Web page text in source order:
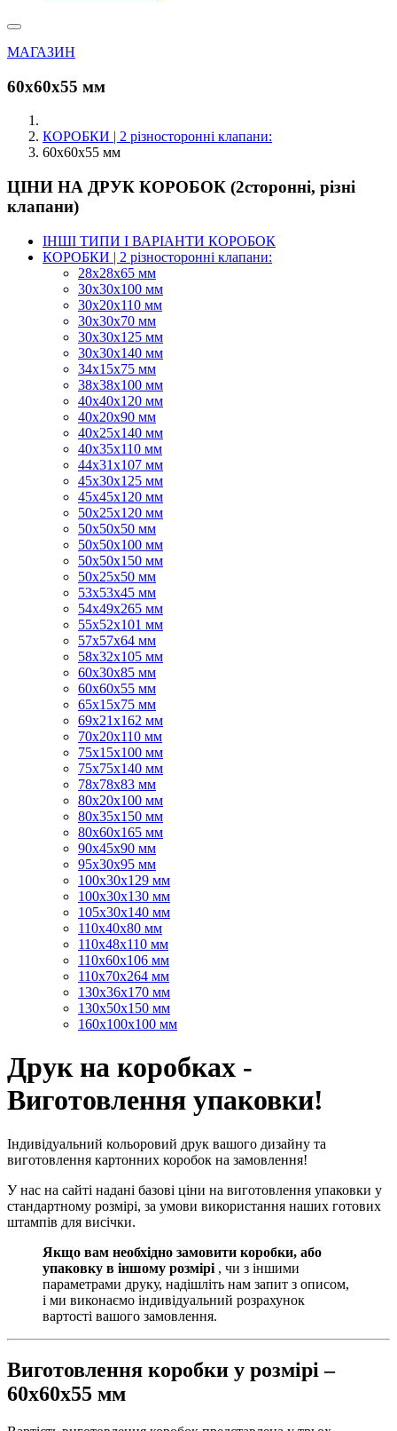
МАГАЗИН
60х60х55 мм
КОРОБКИ | 2 різносторонні клапани:
60х60х55 мм
ЦІНИ НА ДРУК КОРОБОК (2сторонні, різні
клапани)
ІНШІ ТИПИ І ВАРІАНТИ КОРОБОК
КОРОБКИ | 2 різносторонні клапани:
28х28х65 мм
30х30х100 мм
30х20х110 мм
30х30х70 мм
30х30х125 мм
30х30х140 мм
34х15х75 мм
38х38х100 мм
40х40х120 мм
40х20х90 мм
40х25х140 мм
40х35х110 мм
44х31х107 мм
45х30х125 мм
45х45х120 мм
50х25х120 мм
50х50х50 мм
50х50х100 мм
50х50х150 мм
50х25х50 мм
53х53х45 мм
54х49х265 мм
55х52х101 мм
57х57х64 мм
58х32х105 мм
60х30х85 мм
60х60х55 мм
65х15х75 мм
69х21х162 мм
70х20х110 мм
75х15х100 мм
75х75х140 мм
78х78х83 мм
80х20х100 мм
80х35х150 мм
80х60х165 мм
90х45х90 мм
95х30х95 мм
100х30х129 мм
100х30х130 мм
105х30х140 мм
110х40х80 мм
110х48х110 мм
110х60х106 мм
110х70х264 мм
130х36х170 мм
130х50х150 мм
160х100х100 мм
Друк на коробках -
Виготовлення упаковки!
Індивідуальний кольоровий друк вашого дизайну та
виготовлення картонних коробок на замовлення!
У нас на сайті надані базові ціни на виготовлення упаковки у
стандартному розмірі, за умови використання наших готових
штампів для висічки.
Якщо вам необхідно замовити коробки, або
упаковку в іншому розмірі , чи з іншими
параметрами друку, надішліть нам запит з описом,
і ми виконаємо індивідуальний розрахунок
вартості вашого замовлення.
Виготовлення коробки у розмірі –
60х60х55 мм